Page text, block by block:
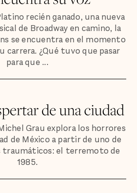
recién ganado, una nueva
de Broadway en camino, la
se encuentra en el momento
carrera. ¿Qué tuvo que pasar
para que ...
de una ciudad
Grau explora los horrores
de México a partir de uno de
traumáticos: el terremoto de
1985.